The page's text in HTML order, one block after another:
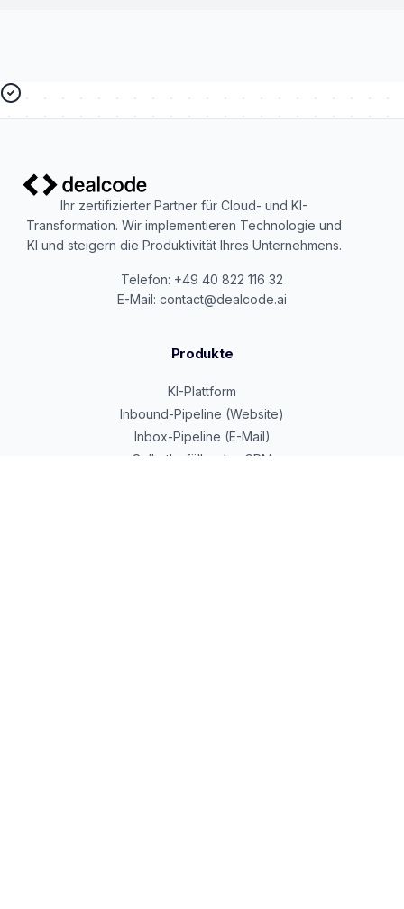
Ihr zertifizierter Partner für Cloud- und KI-
Transformation. Wir implementieren Technologie und
KI und steigern die Produktivität Ihres Unternehmens.
Telefon: +49 40 822 116 32
E-Mail: contact@dealcode.ai
Produkte
KI-Plattform
Inbound-Pipeline (Website)
Inbox-Pipeline (E-Mail)
Selbstbefüllendes CRM